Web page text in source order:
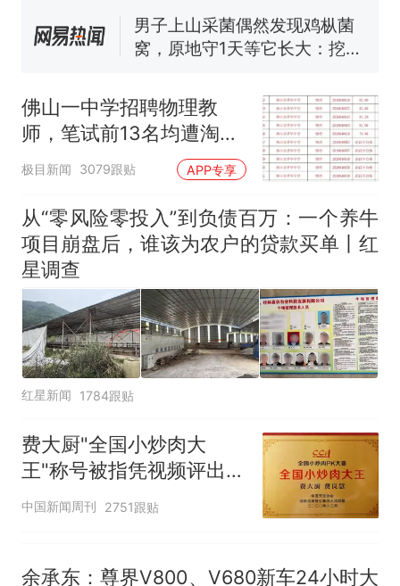
协会回应
男子上山采菌偶然发现鸡枞菌
窝，原地守1天等它长大：挖了
回大海 目击者直呼震惊 （视频
来源：参考消息）
笔试第一被第二名传话劝弃考
官方通报
那个在床头放菜刀的女孩，
人生
佛山一中学招聘物理教
师，笔试前13名均遭淘
汰？教育局：已叫停招
聘，成立调查组全面核查
极目新闻 3079跟贴 APP专享
从“零风险零投入”到负债百万：一个养牛
项目崩盘后，谁该为农户的贷款买单丨红
星调查
红星新闻 1784跟贴
费大厨"全国小炒肉大
王"称号被指凭视频评出
官方回应
中国新闻周刊 2751跟贴
余承东：尊界V800、V680新车24小时大